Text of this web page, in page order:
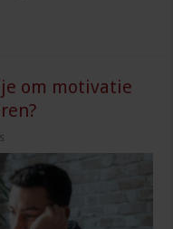
om motivatie